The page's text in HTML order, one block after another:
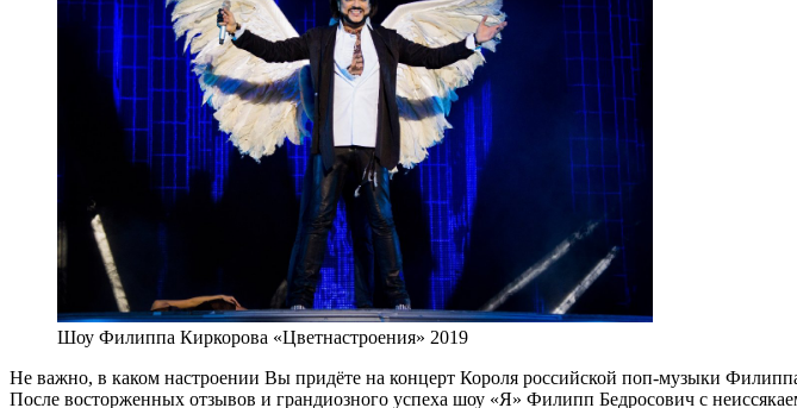
Шоу Филиппа Киркорова «Цветнастроения» 2019
Не важно, в каком настроении Вы придёте на концерт Короля российской поп-музыки
После восторженных отзывов и грандиозного успеха шоу «Я» Филипп Бедросович с